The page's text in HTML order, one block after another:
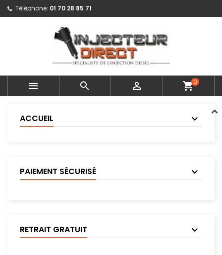
Téléphone: 01 70 28 85 71
   shopping_cart0
ACCUEIL
PAIEMENT SÉCURISÉ
RETRAIT GRATUIT